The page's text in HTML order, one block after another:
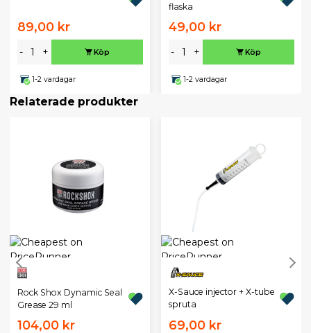
89,00 kr
- + Köp
1-2 vardagar
flaska
49,00 kr
- + Köp
1-2 vardagar
Relaterade produkter
Rock Shox Dynamic Seal
Grease 29 ml
104,00 kr
X-Sauce injector + X-tube
spruta
69,00 kr